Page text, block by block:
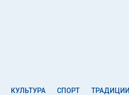
КУЛЬТУРА СПОРТ ТРАДИЦИИ